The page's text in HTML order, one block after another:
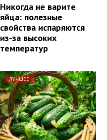
Никогда не варите
яйца: полезные
свойства испаряются
из-за высоких
температур
ЛУЧШЕЕ